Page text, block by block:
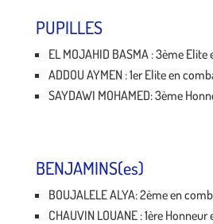
PUPILLES
EL MOJAHID BASMA : 3ème Elite
ADDOU AYMEN : 1er Elite en
SAYDAWI MOHAMED: 3ème
BENJAMINS(es)
BOUJALELE ALYA: 2ème en
CHAUVIN LOUANE : 1ère